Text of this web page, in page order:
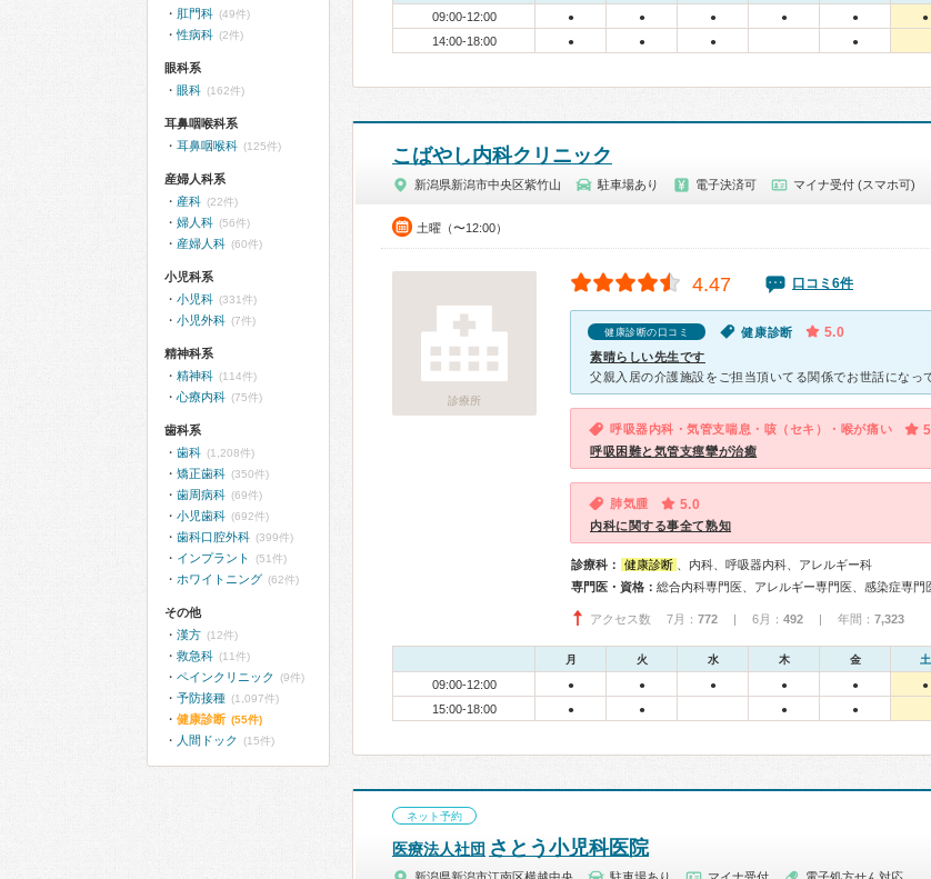
09:00-12:00 ● ● ● ● ● ●
14:00-18:00 ● ● ● ●
こばやし内科クリニック
新潟県新潟市中央区紫竹山 駐車場あり 電子決済可 マイナ受付 (スマホ可)
土曜（〜12:00）
診療所
4.47 口コミ6件
健康診断の口コミ 健康診断 5.0
素晴らしい先生です
呼吸器内科・気管支喘息・咳（セキ）・喉が痛い
呼吸困難と気管支痙攣が治癒
肺気腫 5.0
内科に関する事全て熟知
診療科： 健康診断
、内科、呼吸器内科、アレルギー科
専門医・資格：
アクセス数 7月： 772 | 6月： 492 | 年間： 7,323
月 火 水 木 金 土
09:00-12:00 ● ● ● ● ● ●
15:00-18:00 ● ● ● ●
ネット予約
医療法人社団 さとう小児科医院
肛門科 (49件)
性病科 (2件)
眼科系
眼科 (162件)
耳鼻咽喉科系
耳鼻咽喉科 (125件)
産婦人科系
産科 (22件)
婦人科 (56件)
産婦人科 (60件)
小児科系
小児科 (331件)
小児外科 (7件)
精神科系
精神科 (114件)
心療内科 (75件)
歯科系
歯科 (1,208件)
矯正歯科 (350件)
歯周病科 (69件)
小児歯科 (692件)
歯科口腔外科 (399件)
インプラント (51件)
ホワイトニング (62件)
その他
漢方 (12件)
救急科 (11件)
ペインクリニック (9件)
予防接種 (1,097件)
健康診断 (55件)
人間ドック (15件)